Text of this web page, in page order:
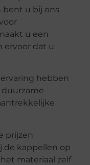
bent u bij ons
u een
ervoor dat u
hebben
prijzen
de kappellen op
materiaal zelf